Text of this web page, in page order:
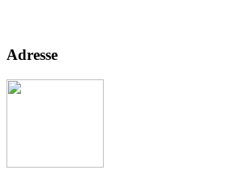
Adresse